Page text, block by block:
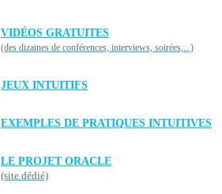
VIDÉOS GRATUITES
(des dizaines de conférences, interviews, soirées,...)
JEUX INTUITIFS
EXEMPLES DE PRATIQUES INTUITIVES
LE PROJET ORACLE
(site dédié)